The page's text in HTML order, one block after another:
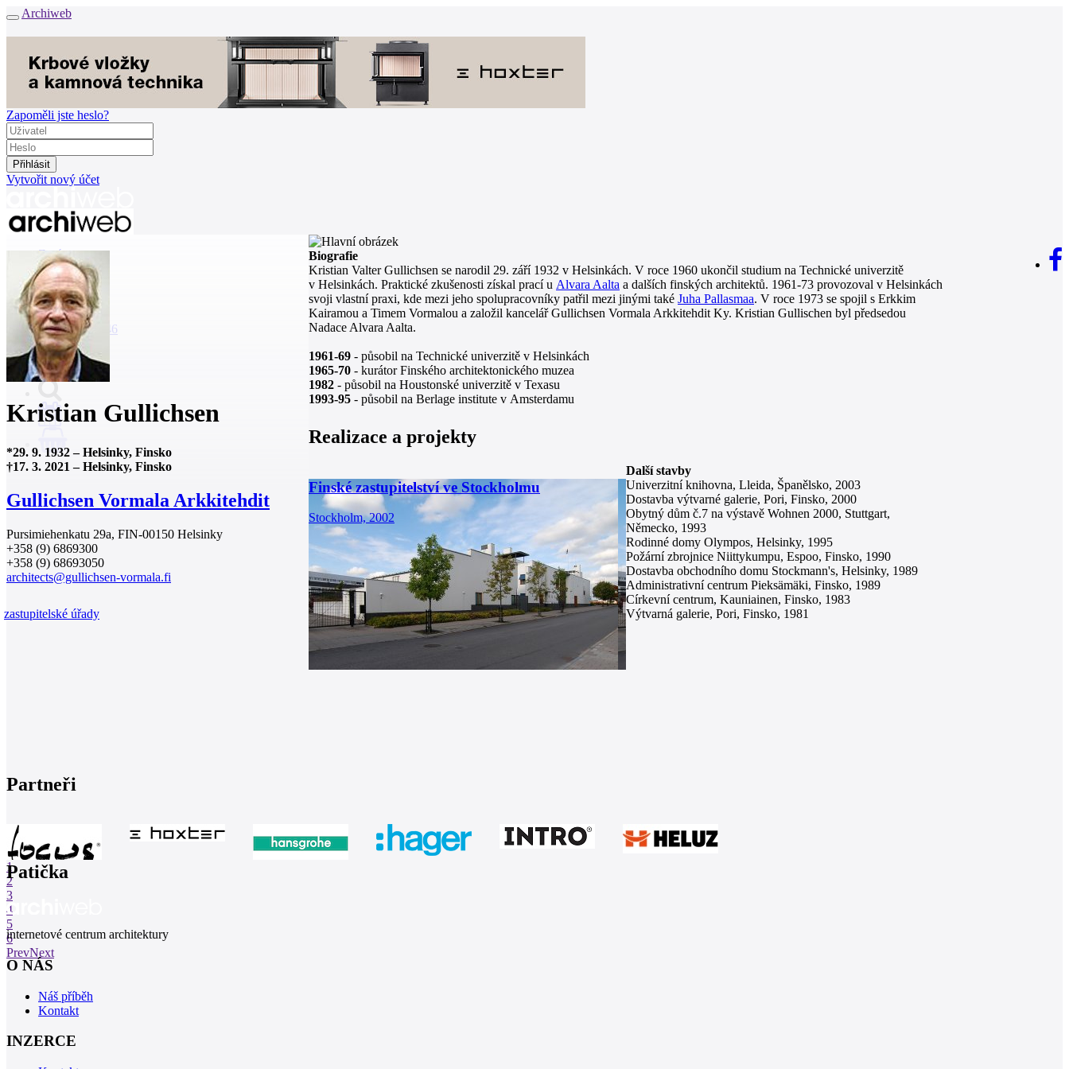
Archiweb
Zapoměli jste heslo?
Vytvořit nový účet
Zprávy
Architekti
Stavby
Katalog
E-shop
Burza práce
146
en
0
Kristian Gullichsen
*29. 9. 1932–Helsinky, Finsko
†17. 3. 2021–Helsinky, Finsko
Gullichsen Vormala Arkkitehdit
Pursimiehenkatu 29a, FIN-00150 Helsinky
+358 (9) 6869300
+358 (9) 68693050
architects@gullichsen-vormala.fi
zastupitelské úřady
Biografie
Kristian Valter Gullichsen se narodil 29. září 1932 v Helsinkách. V roce 1960 ukončil studium na Technické univerzitě
v Helsinkách. Praktické zkušenosti získal prací u Alvara Aalta a dalších finských architektů. 1961-73 provozoval v Helsinkách
svoji vlastní praxi, kde mezi jeho spolupracovníky patřil mezi jinými také Juha Pallasmaa. V roce 1973 se spojil s Erkkim
Kairamou a Timem Vormalou a založil kancelář Gullichsen Vormala Arkkitehdit Ky. Kristian Gullischen byl předsedou
Nadace Alvara Aalta.
1961-69 - působil na Technické univerzitě v Helsinkách
1965-70 - kurátor Finského architektonického muzea
1982 - působil na Houstonské univerzitě v Texasu
1993-95 - působil na Berlage institute v Amsterdamu
Realizace a projekty
Finské zastupitelství ve Stockholmu
Stockholm, 2002
Další stavby
Univerzitní knihovna, Lleida, Španělsko, 2003
Dostavba výtvarné galerie, Pori, Finsko, 2000
Obytný dům č.7 na výstavě Wohnen 2000, Stuttgart,
Německo, 1993
Rodinné domy Olympos, Helsinky, 1995
Požární zbrojnice Niittykumpu, Espoo, Finsko, 1990
Dostavba obchodního domu Stockmann's, Helsinky, 1989
Administrativní centrum Pieksämäki, Finsko, 1989
Církevní centrum, Kauniainen, Finsko, 1983
Výtvarná galerie, Pori, Finsko, 1981
Partneři
1
2
3
4
5
6
PrevNext
Patička
internetové centrum architektury
O NÁS
Náš příběh
Kontakt
INZERCE